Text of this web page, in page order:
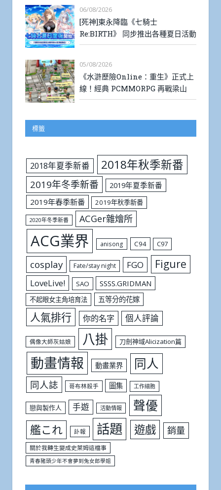
06/08/2026
[死神]東永降臨《七騎士
Re:BIRTH》 同步推出各種夏日活動
05/08/2026
《水滸歷險Online：重生》正式上
線！經典 PCMMORPG 再戰梁山
標籤
2018年夏季新番 2018年秋季新番
2019年冬季新番
2019年夏季新番
2019年春季新番
2019年秋季新番
2020年冬季新番 ACGer雜燴所
ACG業界 anisong C94 C97
cosplay Fate/stay night FGO Figure
LoveLive! SAO SSSS.GRIDMAN
不起眼女主角培育法 五等分的花嫁
人氣排行 你的名字 個人評論
偶像大師灰姑娘 八掛 刀劍神域Alicization篇
動畫情報 動畫業界 同人
同人誌 哥布林殺手 圖集 工作細胞
戀與製作人 手遊 活動情報 聲優
艦これ 訃報 話題 遊戲 銷量
關於我轉生變成史萊姆這檔事
青春豬頭少年不會夢到兔女郎學姐